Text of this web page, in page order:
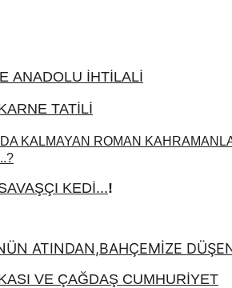
VE ÇAĞDAŞ CUMHURİYET
ATINDAN,BAHÇEMİZE
KEDİ...!
KALMAYAN ROMAN
TATİLİ
ANADOLU İHTİLALİ